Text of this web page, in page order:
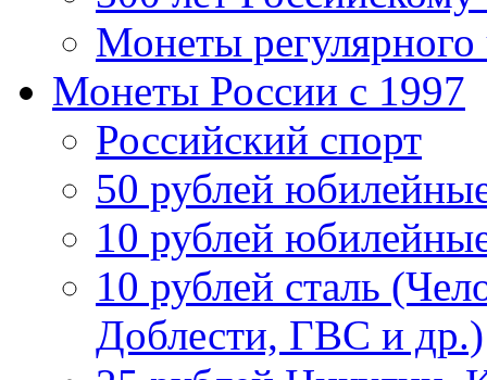
Монеты
Монеты России c 1997
Российский спорт
50 рублей
10 рублей
10 рублей сталь
Доблести, ГВС и др.)